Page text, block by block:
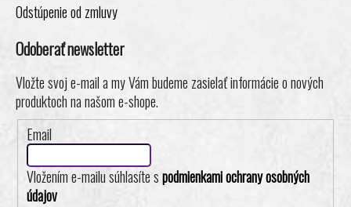
Odstúpenie od zmluvy
Odoberať newsletter
Vložte svoj e-mail a my Vám budeme zasielať informácie o nových
produktoch na našom e-shope.
Email
Vložením e-mailu súhlasíte spodmienkami ochrany osobných
údajov